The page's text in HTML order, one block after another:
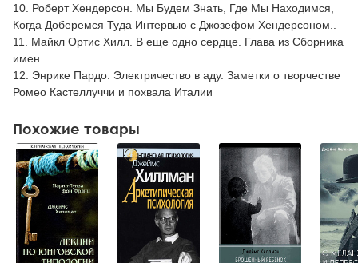
10. Роберт Хендерсон. Мы Будем Знать, Где Мы Находимся,
Когда Доберемся Туда Интервью с Джозефом Хендерсоном..
11. Майкл Ортис Хилл. В еще одно сердце. Глава из Сборника
имен
12. Энрике Пардо. Электричество в аду. Заметки о творчестве
Ромео Кастеллуччи и похвала Италии
Похожие товары